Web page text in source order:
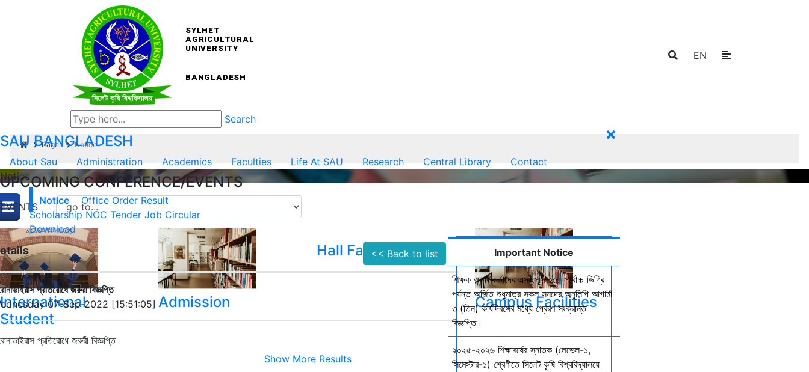
SYLHET
AGRICULTURAL
UNIVERSITY
BANGLADESH
EN
Search
SAU BANGLADESH
About Sau Administration Academics Faculties Life At SAU Research Central Library Contact
UPCOMING CONFERENCE/EVENTS
EVENTS
International
Student
Admission
Hall Facilities
Campus Facilities
Show More Results
Pages Notice
Notice
Notice
Office Order Result
Scholarship NOC Tender Job Circular
Download
<< Back to list
প্রতিরোধে জরুরী বিজ্ঞপ্তি
07-Sep-2022 [15:51:05]
প্রতিরোধে জরুরী বিজ্ঞপ্তি
Important Notice
শিক্ষক ও কর্মকর্তাদের এসএসসি হতে সর্বোচ্চ ডিগ্রি
পর্যন্ত অর্জিত শুধুমাত্র সকল সনদের অনুলিপি আগামী
৩ (তিন) কার্যদিবসের মধ্যে প্রেরণ সংক্রান্ত
বিজ্ঞপ্তি।
২০২৫-২০২৬ শিক্ষাবর্ষের স্নাতক (লেভেল-১,
সিমেস্টার-১) শ্রেণীতে সিলেট কৃষি বিশ্ববিদ্যালয়ে